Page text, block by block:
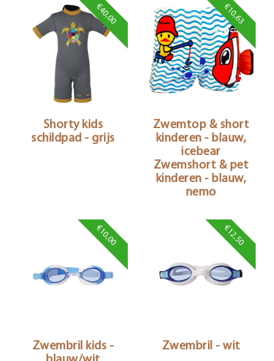
€40,00
Shorty kids
schildpad - grijs
€10,63
Zwemtop & short
kinderen - blauw,
icebear
Zwemshort & pet
kinderen - blauw,
nemo
€10,00
Zwembril kids -
€12,50
Zwembril - wit